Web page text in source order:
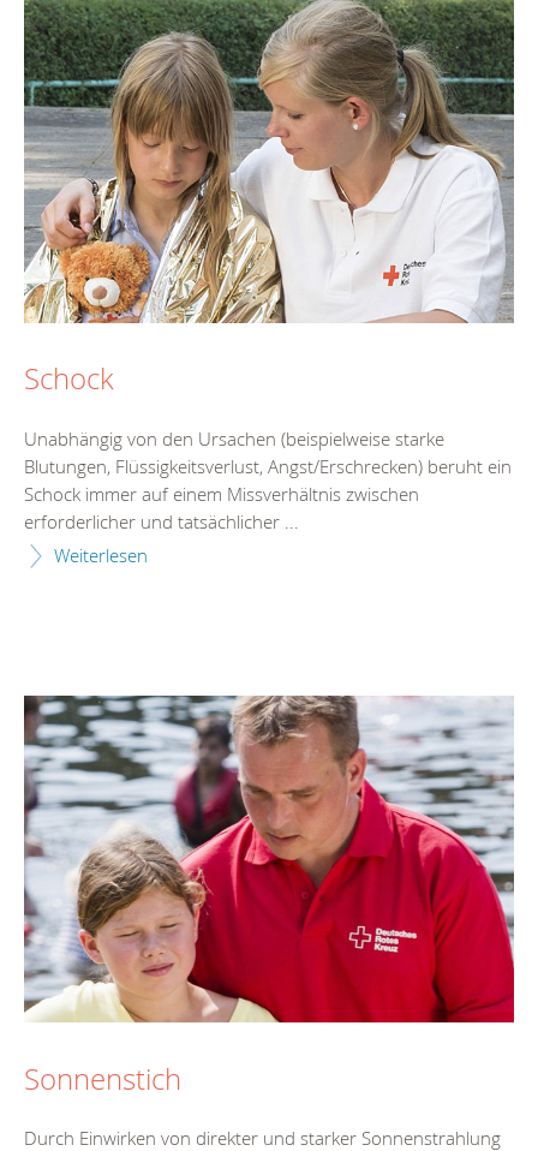
Schock
Unabhängig von den Ursachen (beispielweise starke
Blutungen, Flüssigkeitsverlust, Angst/Erschrecken) beruht ein
Schock immer auf einem Missverhältnis zwischen
erforderlicher und tatsächlicher ...
Weiterlesen
Sonnenstich
Durch Einwirken von direkter und starker Sonnenstrahlung